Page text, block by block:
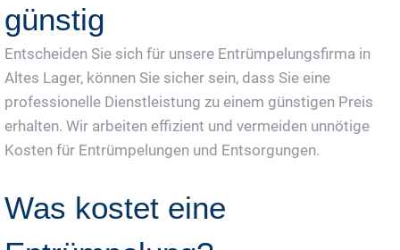
günstig
Entscheiden Sie sich für unsere Entrümpelungsfirma in
Altes Lager, können Sie sicher sein, dass Sie eine
professionelle Dienstleistung zu einem günstigen Preis
erhalten. Wir arbeiten effizient und vermeiden unnötige
Kosten für Entrümpelungen und Entsorgungen.
Was kostet eine